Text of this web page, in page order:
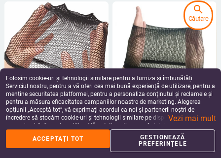
Rețea pentru perucă cu suport de
îngrijire și pieptene din oțel - model
QY-J01, Cass, fibră rezistentă la
temperaturi înalte
37.83 - 79.51Lei
add_shopping_cart
Plasă pentru perucă – respirabilă,
fir termic rezistent, lungime medie-
lungă, stil coreean, model H02, nu
este potrivit pentru vopsire la
temperaturi înalte
37.03 - 37.21 Lei
add_shopping_cart
Folosim cookie-uri și tehnologii similare pentru a furniza și îmbunătăți
Serviciul nostru, pentru a vă oferi cea mai bună experiență de utilizare, pentru a
menține securitatea platformei, pentru a personaliza conținutul și reclamele și
pentru a măsura eficacitatea campaniilor noastre de marketing. Alegerea
opțiunii „Acceptă tot”, vă exprimați acordul ca noi și partenerii noștri de
încredere să stocăm cookie-uri și tehnologii similare pe dispozitivul dvs. în
scopuri publicitare și analitice. Vă puteți gestiona preferințele în orice moment
făcând clic pe „Gestionează preferințele”. Pentru mai multe informații, vă
rugăm să consultațiPolitica noastră de confidențialitate.
Vezi mai mult
ACCEPTAȚI TOT
GESTIONEAZĂ
PREFERINȚELE
search
Căutare